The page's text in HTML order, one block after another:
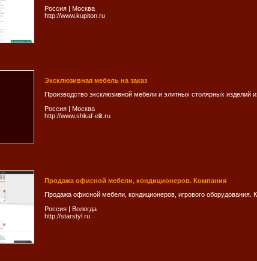
Россия | Москва
http://www.kupiton.ru
Эксклюзивная мебель на заказ
Производство эксклюзивной мебели и элитных столярных изделий
Россия | Москва
http://www.shkaf-elit.ru
Продажа офисной мебели, кондиционеров. Компания
Продажа офисной мебели, кондиционеров, игрового оборудования.
Россия | Вологда
http://starstyl.ru